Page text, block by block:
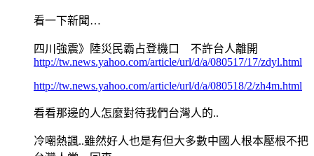
看一下新聞…
四川強震》陸災民霸占登機口 不許台人離開
http://tw.news.yahoo.com/article/url/d/a/080517/17/zdyl.html
http://tw.news.yahoo.com/article/url/d/a/080518/2/zh4m.html
看看那邊的人怎麼對待我們台灣人的..
冷嘲熱諷..雖然好人也是有但大多數中國人根本壓根不把